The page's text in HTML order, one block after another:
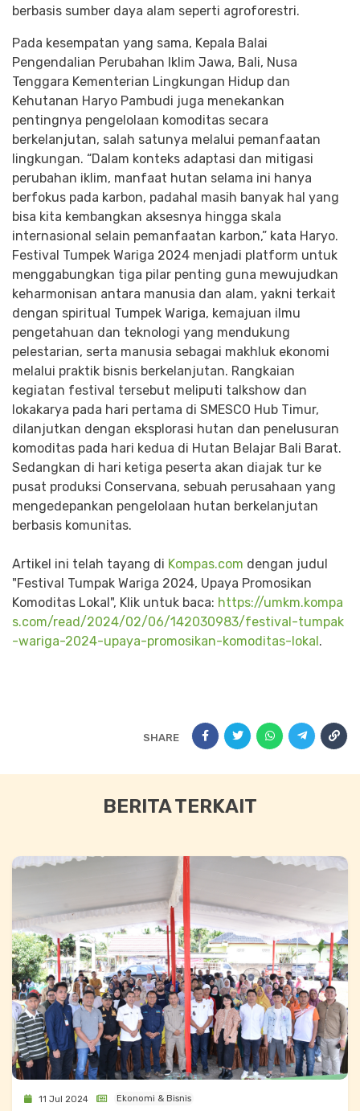
berbasis sumber daya alam seperti agroforestri.
Pada kesempatan yang sama, Kepala Balai
Pengendalian Perubahan Iklim Jawa, Bali, Nusa
Tenggara Kementerian Lingkungan Hidup dan
Kehutanan Haryo Pambudi juga menekankan
pentingnya pengelolaan komoditas secara
berkelanjutan, salah satunya melalui pemanfaatan
lingkungan. “Dalam konteks adaptasi dan mitigasi
perubahan iklim, manfaat hutan selama ini hanya
berfokus pada karbon, padahal masih banyak hal yang
bisa kita kembangkan aksesnya hingga skala
internasional selain pemanfaatan karbon,” kata Haryo.
Festival Tumpek Wariga 2024 menjadi platform untuk
menggabungkan tiga pilar penting guna mewujudkan
keharmonisan antara manusia dan alam, yakni terkait
dengan spiritual Tumpek Wariga, kemajuan ilmu
pengetahuan dan teknologi yang mendukung
pelestarian, serta manusia sebagai makhluk ekonomi
melalui praktik bisnis berkelanjutan. Rangkaian
kegiatan festival tersebut meliputi talkshow dan
lokakarya pada hari pertama di SMESCO Hub Timur,
dilanjutkan dengan eksplorasi hutan dan penelusuran
komoditas pada hari kedua di Hutan Belajar Bali Barat.
Sedangkan di hari ketiga peserta akan diajak tur ke
pusat produksi Conservana, sebuah perusahaan yang
mengedepankan pengelolaan hutan berkelanjutan
berbasis komunitas.
Artikel ini telah tayang di Kompas.com dengan judul
"Festival Tumpak Wariga 2024, Upaya Promosikan
Komoditas Lokal", Klik untuk baca: https://umkm.kompa
s.com/read/2024/02/06/142030983/festival-tumpak
-wariga-2024-upaya-promosikan-komoditas-lokal.
SHARE
BERITA TERKAIT
11 Jul 2024 Ekonomi & Bisnis